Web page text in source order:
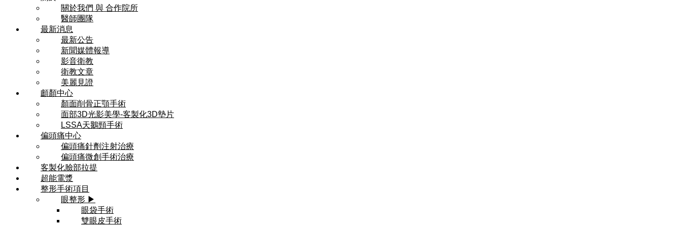
關於我們 與 合作院所
醫師團隊
最新消息
最新公告
新聞媒體報導
影音衛教
衛教文章
美麗見證
顱顏中心
顏面削骨正顎手術
面部3D光影美學-客製化3D墊片
LSSA天鵝頸手術
偏頭痛中心
偏頭痛針劑注射治療
偏頭痛微創手術治療
客製化臉部拉提
超能電漿
整形手術項目
眼整形 ▶
眼袋手術
雙眼皮手術